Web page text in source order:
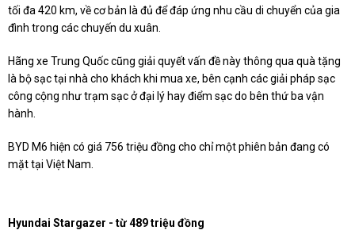
tối đa 420 km, về cơ bản là đủ để đáp ứng nhu cầu di chuyển của gia
đình trong các chuyến du xuân.
Hãng xe Trung Quốc cũng giải quyết vấn đề này thông qua quà tặng
là bộ sạc tại nhà cho khách khi mua xe, bên cạnh các giải pháp sạc
công cộng như trạm sạc ở đại lý hay điểm sạc do bên thứ ba vận
hành.
BYD M6 hiện có giá 756 triệu đồng cho chỉ một phiên bản đang có
mặt tại Việt Nam.
Hyundai Stargazer - từ 489 triệu đồng